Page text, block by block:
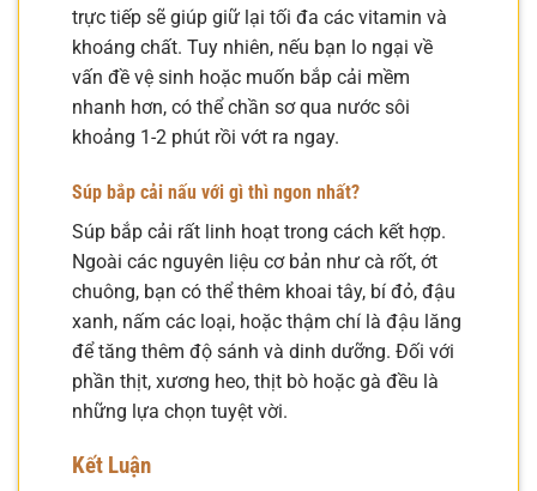
trực tiếp sẽ giúp giữ lại tối đa các vitamin và
khoáng chất. Tuy nhiên, nếu bạn lo ngại về
vấn đề vệ sinh hoặc muốn bắp cải mềm
nhanh hơn, có thể chần sơ qua nước sôi
khoảng 1-2 phút rồi vớt ra ngay.
Súp bắp cải nấu với gì thì ngon nhất?
Súp bắp cải rất linh hoạt trong cách kết hợp.
Ngoài các nguyên liệu cơ bản như cà rốt, ớt
chuông, bạn có thể thêm khoai tây, bí đỏ, đậu
xanh, nấm các loại, hoặc thậm chí là đậu lăng
để tăng thêm độ sánh và dinh dưỡng. Đối với
phần thịt, xương heo, thịt bò hoặc gà đều là
những lựa chọn tuyệt vời.
Kết Luận